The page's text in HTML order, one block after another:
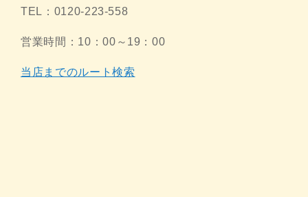
TEL：0120-223-558
営業時間：10：00～19：00
当店までのルート検索